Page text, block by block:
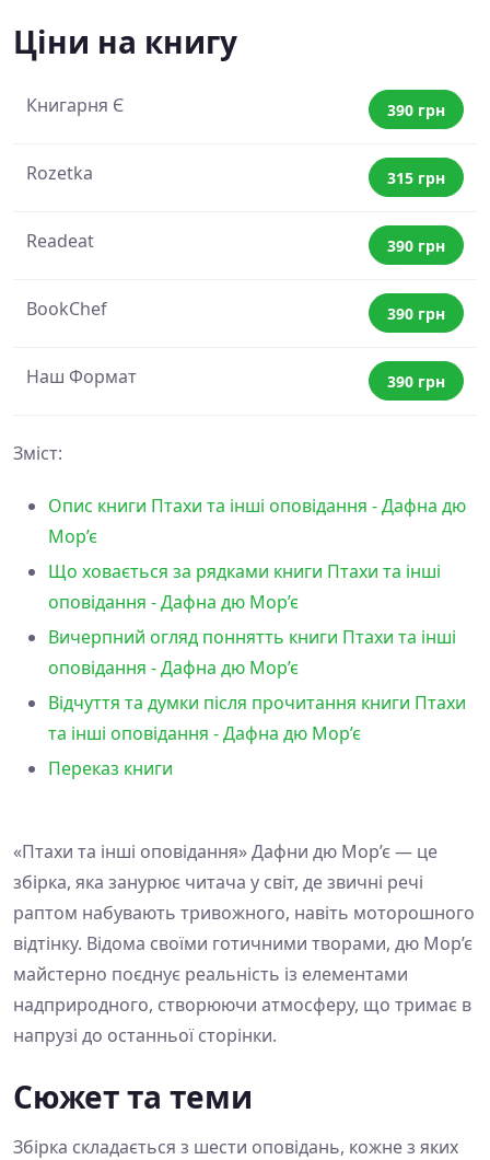
Ціни на книгу
Книгарня Є 390 грн
Rozetka 315 грн
Readeat 390 грн
BookChef 390 грн
Наш Формат 390 грн
Зміст:
Опис книги Птахи та інші оповідання - Дафна дю
Мор’є
Що ховається за рядками книги Птахи та інші
оповідання - Дафна дю Мор’є
Вичерпний огляд поннятть книги Птахи та інші
оповідання - Дафна дю Мор’є
Відчуття та думки після прочитання книги Птахи
та інші оповідання - Дафна дю Мор’є
Переказ книги
«Птахи та інші оповідання» Дафни дю Мор’є — це
збірка, яка занурює читача у світ, де звичні речі
раптом набувають тривожного, навіть моторошного
відтінку. Відома своїми готичними творами, дю Мор’є
майстерно поєднує реальність із елементами
надприродного, створюючи атмосферу, що тримає в
напрузі до останньої сторінки.
Сюжет та теми
Збірка складається з шести оповідань, кожне з яких